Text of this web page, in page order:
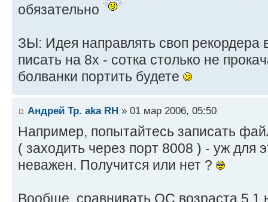
обязательно
ЗЫ: Идея направлять своп рекордера
писать на 8х - сотка столько не
болванки портить будете
Андрей Тр. aka RH » 01 мар 2006, 05:50
Например, попытайтесь записать
( заходить через порт 8008 ) - уж для
неважен. Получится или нет ?
Вообще, сравнивать ОС возраста 5.1